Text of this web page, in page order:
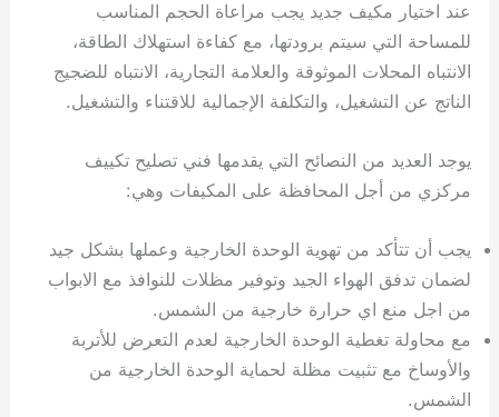
عند اختيار مكيف جديد يجب مراعاة الحجم المناسب
للمساحة التي سيتم برودتها، مع كفاءة استهلاك الطاقة،
الانتباه المحلات الموثوقة والعلامة التجارية، الانتباه للضجيج
الناتج عن التشغيل، والتكلفة الإجمالية للاقتناء والتشغيل.
يوجد العديد من النصائح التي يقدمها فني تصليح تكييف
مركزي من أجل المحافظة على المكيفات وهي:
يجب أن تتأكد من تهوية الوحدة الخارجية وعملها بشكل جيد
لضمان تدفق الهواء الجيد وتوفير مظلات للنوافذ مع الابواب
من اجل منع اي حرارة خارجية من الشمس.
مع محاولة تغطية الوحدة الخارجية لعدم التعرض للأتربة
والأوساخ مع تثبيت مظلة لحماية الوحدة الخارجية من
الشمس.